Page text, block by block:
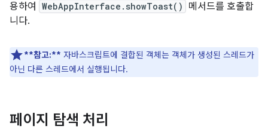
용하여
WebAppInterface.showToast()
메서드를 호출합
니다.
**참고:** 자바스크립트에 결합된 객체는 객체가 생성된 스레드가
아닌 다른 스레드에서 실행됩니다.
페이지 탐색 처리